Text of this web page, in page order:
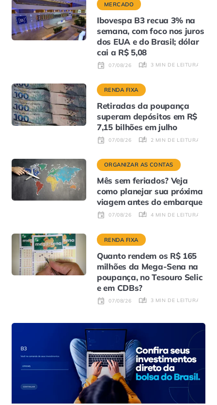
MERCADO
Ibovespa B3 recua 3% na
semana, com foco nos juros
dos EUA e do Brasil; dólar
cai a R$ 5,08
07/08/26 3 MIN DE LEITURA
RENDA FIXA
Retiradas da poupança
superam depósitos em R$
7,15 bilhões em julho
07/08/26 2 MIN DE LEITURA
ORGANIZAR AS CONTAS
Mês sem feriados? Veja
como planejar sua próxima
viagem antes do embarque
07/08/26 4 MIN DE LEITURA
RENDA FIXA
Quanto rendem os R$ 165
milhões da Mega-Sena na
poupança, no Tesouro Selic
e em CDBs?
07/08/26 3 MIN DE LEITURA